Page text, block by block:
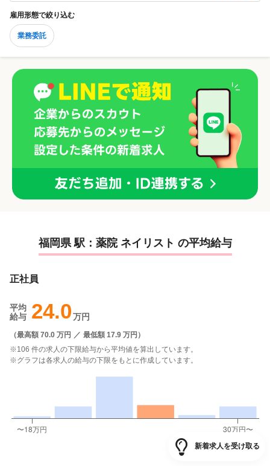
雇用形態で絞り込む
業務委託
福岡県 駅：薬院 ネイリスト の平均給与
正社員
平均
給与 24.0万円
（最高額 70.0 万円 ／ 最低額 17.9 万円 ）
※106 件の求人の下限給与から平均値を算出しています。
※グラフは各求人の給与の下限をもとに作成しています。
新着求人を受け取る